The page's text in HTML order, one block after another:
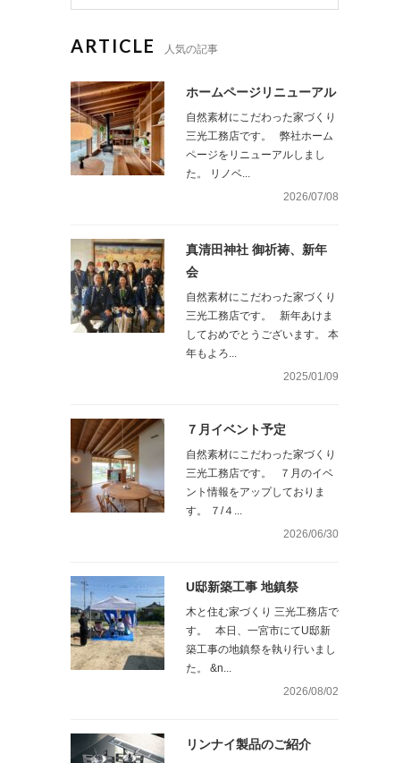
ARTICLE 人気の記事
ホームページリニューアル
自然素材にこだわった家づくり
三光工務店です。 弊社ホーム
ページをリニューアルしまし
た。 リノベ...
2026/07/08
真清田神社 御祈祷、新年
会
自然素材にこだわった家づくり
三光工務店です。 新年あけま
しておめでとうございます。 本
年もよろ...
2025/01/09
７月イベント予定
自然素材にこだわった家づくり
三光工務店です。 ７月のイベ
ント情報をアップしておりま
す。 ７/４...
2026/06/30
U邸新築工事 地鎮祭
木と住む家づくり 三光工務店で
す。 本日、一宮市にてU邸新
築工事の地鎮祭を執り行いまし
た。 &n...
2026/08/02
リンナイ製品のご紹介